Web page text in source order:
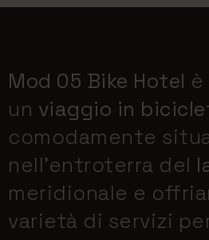
Mod 05 Bike Hotel
un viaggio in
comodamente
nell'entroterra del
meridionale e
varietà di servizi